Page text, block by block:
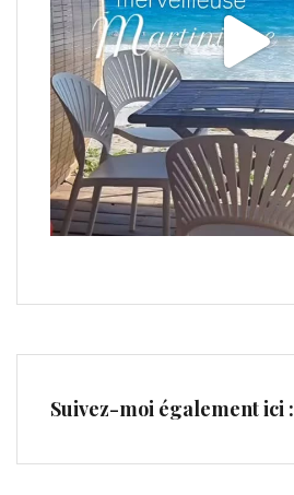
Suivez-moi également ici :